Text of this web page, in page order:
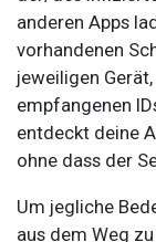
anderen Apps
vorhandenen
jeweiligen
empfangenen
entdeckt deine
ohne dass der
Um jegliche
aus dem Weg